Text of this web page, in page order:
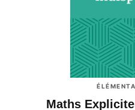
Maths